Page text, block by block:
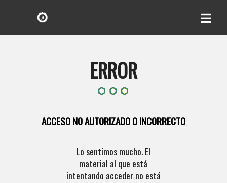
ERROR
ACCESO NO AUTORIZADO O INCORRECTO
Lo sentimos mucho. El
material al que está
intentando acceder no está